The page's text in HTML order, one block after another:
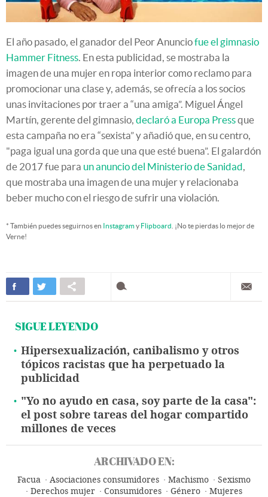
El año pasado, el ganador del Peor Anunciofue el gimnasio
Hammer Fitness . En esta publicidad, se mostraba la
imagen de una mujer en ropa interior como reclamo para
promocionar una clase y, además, se ofrecía a los socios
unas invitaciones por traer a “una amiga”. Miguel Ángel
Martín, gerente del gimnasio, declaró a Europa Pressque
esta campaña no era “sexista” y añadió que, en su centro,
"paga igual una gorda que una que esté buena”. El galardón
de 2017 fue para un anuncio del Ministerio de Sanidad
que mostraba una imagen de una mujer y relacionaba
beber mucho con el riesgo de sufrir una violación.
* También puedes seguirnos en Instagramy Flipboard . ¡No te pierdas lo mejor de
Verne!
SIGUE LEYENDO
Hipersexualización, canibalismo y otros
tópicos racistas que ha perpetuado la
publicidad
"Yo no ayudo en casa, soy parte de la casa":
el post sobre tareas del hogar compartido
millones de veces
ARCHIVADO EN:
Facua Asociaciones consumidores Machismo
Sexismo
Derechos mujer
Consumidores Género
Mujeres